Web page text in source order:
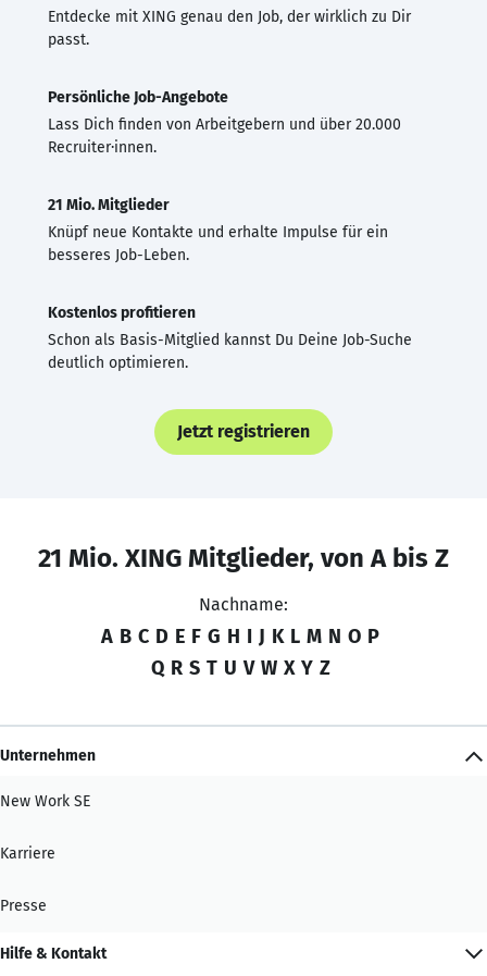
Entdecke mit XING genau den Job, der wirklich zu Dir
passt.
Persönliche Job-Angebote
Lass Dich finden von Arbeitgebern und über 20.000
Recruiter·innen.
21 Mio. Mitglieder
Knüpf neue Kontakte und erhalte Impulse für ein
besseres Job-Leben.
Kostenlos profitieren
Schon als Basis-Mitglied kannst Du Deine Job-Suche
deutlich optimieren.
Jetzt registrieren
21 Mio. XING Mitglieder, von A bis Z
Nachname:
A B C D E F G H I J K L M N O P
Q R S T U V W X Y Z
Unternehmen
New Work SE
Karriere
Presse
Hilfe & Kontakt